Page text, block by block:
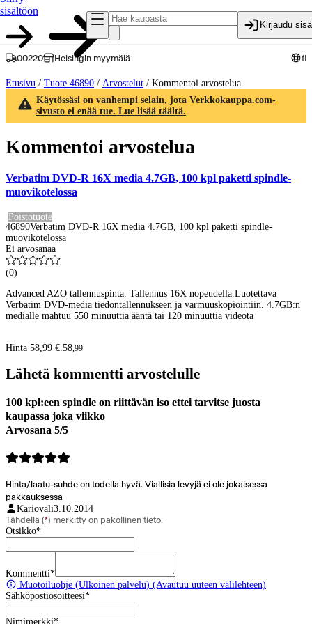
sisältöön
Kirjaudu
00220 Helsingin myymälä fi
Etusivu / Tuote 46890 / Arvostelut / Kommentoi arvostelua
Käytössäsi on vanhempi selain, jota Verkkokauppa.com-
sivusto ei enää tue. Lue lisää täältä.
Kommentoi arvostelua
Verbatim DVD-R 16X media 4.7GB, 100 kpl paketti spindle-
muovikotelossa
Poistotuote
46890Verbatim DVD-R 16X media 4.7GB, 100 kpl paketti spindle-
muovikotelossa
Ei arvosanaa
(0)
Advanced AZO tallennuspinta. Tallennus 16X nopeudella.Luotettava
Verbatim DVD-media tiedontallennukseen ja varmuuskopiointiin. 4.7GB:n
medialle mahtuu 550 minuuttia ääntä tai 120 minuuttia videota
Hinta 58,99 €. 58,99
Lähetä kommentti arvostelulle
100 kpl:een spindle on riittävän iso ettei tarvitse juosta
kaupassa joka viikko
Arvosana 5/5
Hinta/laatu-suhde on todella hyvä. Viallisia levyjä ei ole jokaisessa
pakkauksessa
Kariovali3.10.2014
Tähdellä (*) merkitty on pakollinen tieto.
Otsikko*
Kommentti*
Muotoiluohje (Ulkoinen palvelu) (Avautuu uuteen välilehteen)
Sähköpostiosoitteesi*
Nimimerkki*